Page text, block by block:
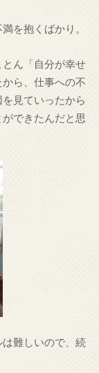
を抱くばかり。
ん「自分が幸せ
ら、仕事への不
見ていったから
できたんだと思
難しいので、続